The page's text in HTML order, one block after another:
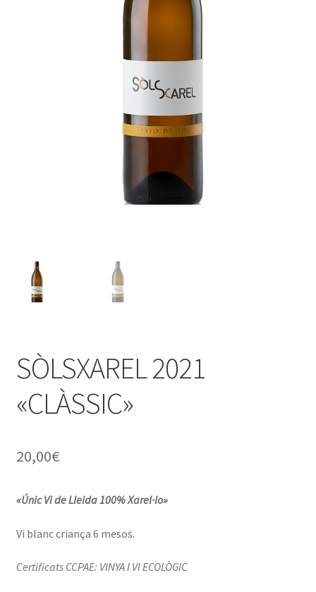
SÒLSXAREL 2021
«CLÀSSIC»
20,00€
«Únic Vi de Lleida 100% Xarel·lo»
Vi blanc criança 6 mesos.
Certificats CCPAE: VINYA I VI ECOLÒGIC